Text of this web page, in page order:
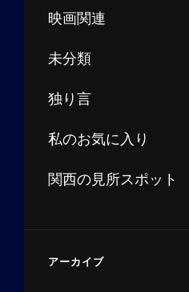
映画関連
未分類
独り言
私のお気に入り
関西の見所スポット
アーカイブ